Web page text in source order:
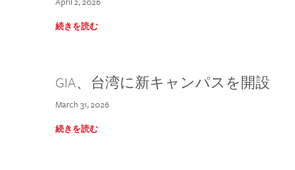
続きを読む
GIA、台湾に新キャンパスを開設
March 31, 2026
続きを読む